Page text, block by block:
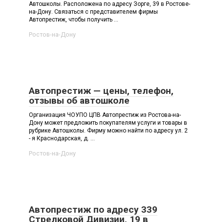
Автошколы. Расположена по адресу Зорге, 39 в Ростове-
на-Дону. Связаться с представителем фирмы
Автопрестиж, чтобы получить ...
Ростов-на-Дону
Автопрестиж — цены, телефон,
отзывы об автошколе
Организация ЧОУПО ЦПВ Автопрестиж из Ростова-на-
Дону может предложить покупателям услуги и товары в
рубрике Автошколы. Фирму можно найти по адресу ул. 2
- я Краснодарская, д. ...
Ростов-на-Дону
Автопрестиж по адресу 339
Стрелковой Дивизии, 19 в